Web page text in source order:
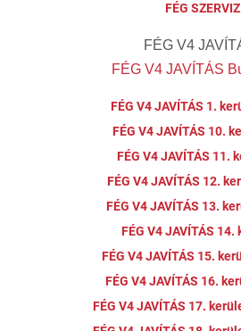
FÉG
FÉG V4
FÉG V4 JAVÍTÁS
FÉG V4 JAVÍTÁS 1.
FÉG V4 JAVÍTÁS 10.
FÉG V4 JAVÍTÁS 11.
FÉG V4 JAVÍTÁS 12.
FÉG V4 JAVÍTÁS 13.
FÉG V4 JAVÍTÁS
FÉG V4 JAVÍTÁS 15.
FÉG V4 JAVÍTÁS 16.
FÉG V4 JAVÍTÁS 17.